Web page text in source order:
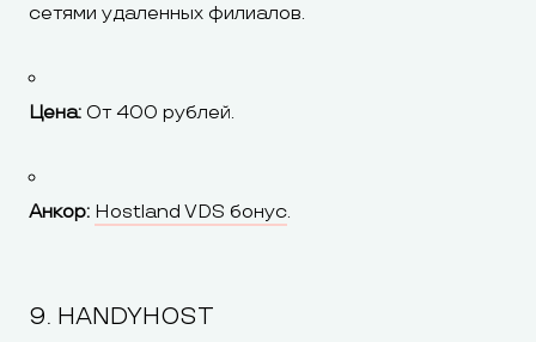
сетями удаленных филиалов.
Цена: От 400 рублей.
Анкор: Hostland VDS бонус.
9. HANDYHOST